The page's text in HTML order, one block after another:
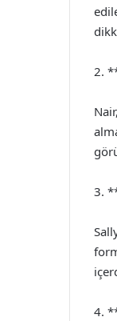
2.
3.
4.